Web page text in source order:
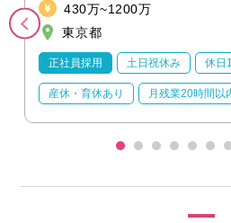
430万~1200万
東京都
正社員採用 土日祝休み 休日
産休・育休あり 月残業20時間以